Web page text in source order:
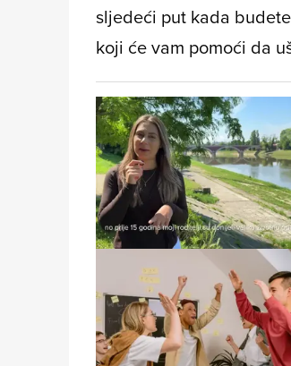
sljedeći put kada
koji će vam pomoći da